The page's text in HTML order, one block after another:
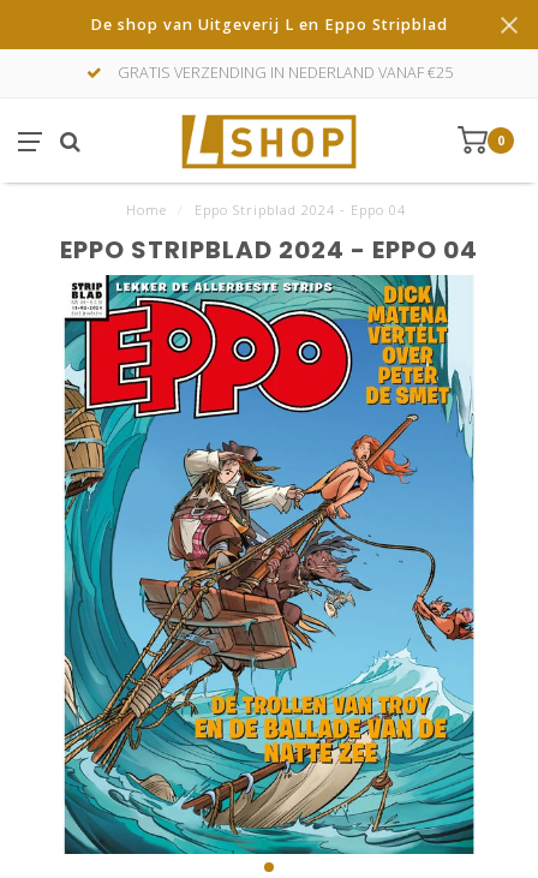
De shop van Uitgeverij L en Eppo Stripblad
GRATIS VERZENDING IN NEDERLAND VANAF €25
0
Home Eppo Stripblad 2024 - Eppo 04
EPPO STRIPBLAD 2024 - EPPO 04